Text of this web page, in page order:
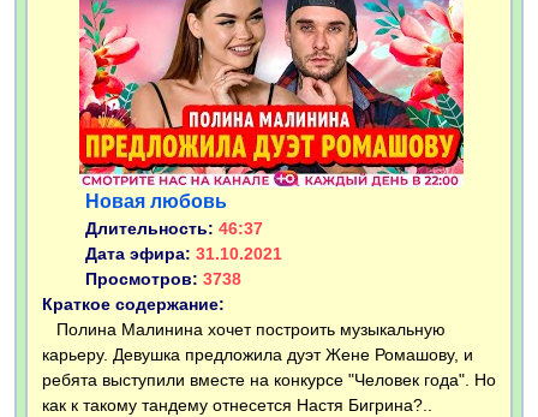
Новая любовь
Длительность: 46:37
Дата эфира: 31.10.2021
Просмотров: 3738
Краткое содержание:
Полина Малинина хочет построить музыкальную
карьеру. Девушка предложила дуэт Жене Ромашову, и
ребята выступили вместе на конкурсе "Человек года". Но
как к такому тандему отнесется Настя Бигрина?..